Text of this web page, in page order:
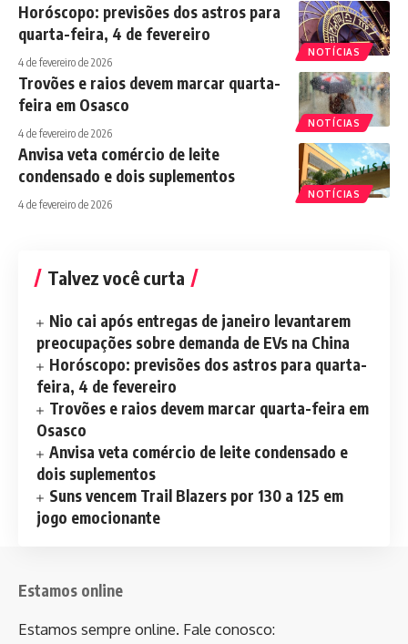
NOTÍCIAS
Horóscopo: previsões dos astros para
quarta-feira, 4 de fevereiro
4 de fevereiro de 2026
NOTÍCIAS
Trovões e raios devem marcar quarta-
feira em Osasco
4 de fevereiro de 2026
NOTÍCIAS
Anvisa veta comércio de leite
condensado e dois suplementos
4 de fevereiro de 2026
Talvez você curta
Nio cai após entregas de janeiro levantarem
preocupações sobre demanda de EVs na China
Horóscopo: previsões dos astros para quarta-
feira, 4 de fevereiro
Trovões e raios devem marcar quarta-feira em
Osasco
Anvisa veta comércio de leite condensado e
dois suplementos
Suns vencem Trail Blazers por 130 a 125 em
jogo emocionante
Estamos online
Estamos sempre online. Fale conosco: